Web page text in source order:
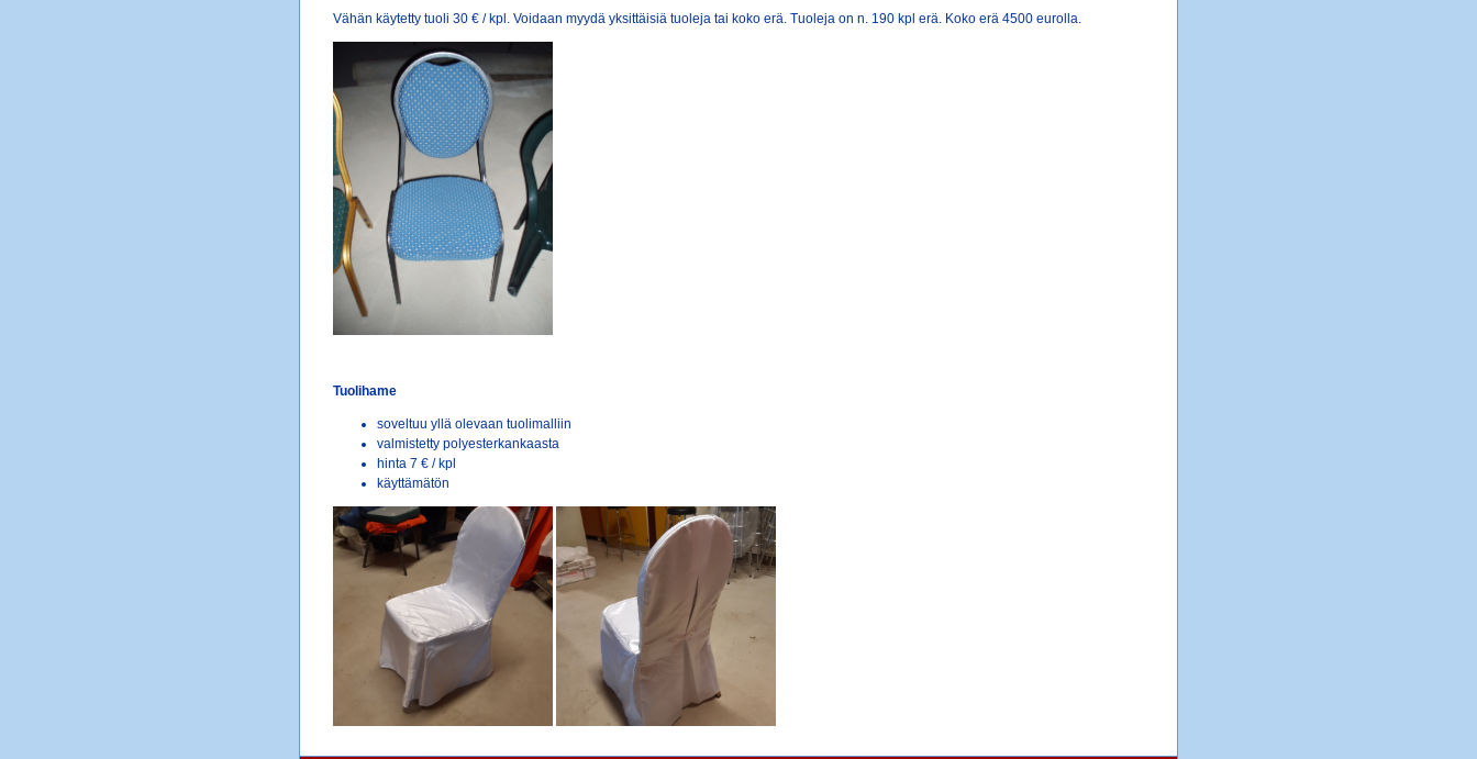
Vähän käytetty tuoli 30 € / kpl. Voidaan myydä yksittäisiä tuoleja tai koko erä. Tuoleja on n. 190 kpl erä. Koko erä 4500 eurolla.
Tuolihame
soveltuu yllä olevaan tuolimalliin
valmistetty polyesterkankaasta
hinta 7 € / kpl
käyttämätön